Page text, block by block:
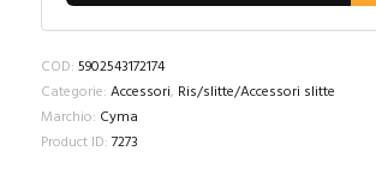
COD: 5902543172174
Categorie: Accessori, Ris/slitte/Accessori slitte
Marchio: Cyma
Product ID: 7273